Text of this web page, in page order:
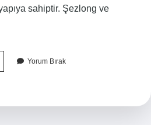
sahiptir. Şezlong ve
Yorum Bırak